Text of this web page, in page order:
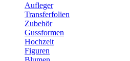
Aufleger
Transferfolien
Zubehör
Gussformen
Hochzeit
Figuren